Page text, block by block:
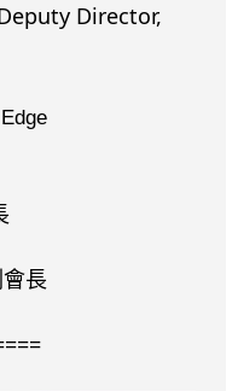
Director,
長